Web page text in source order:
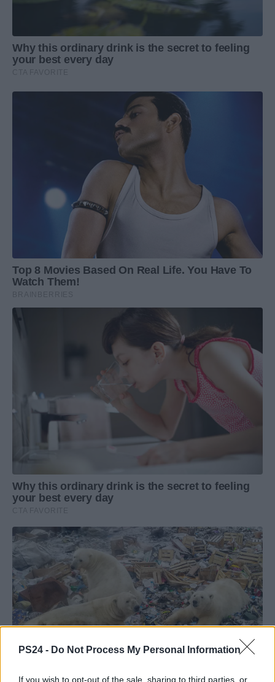
PS24 - Do Not Process My Personal Information
If you wish to opt-out of the sale, sharing to third parties, or